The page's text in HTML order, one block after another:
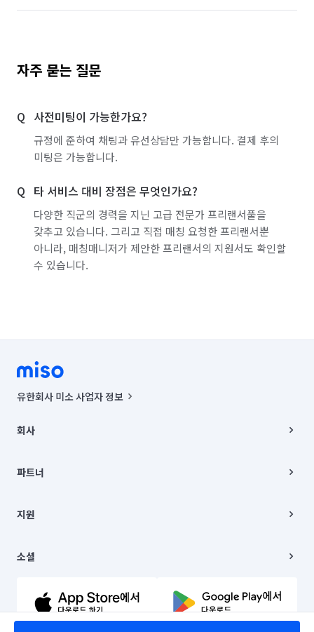
자주 묻는 질문
사전미팅이 가능한가요?
규정에 준하여 채팅과 유선상담만 가능합니다. 결제 후의
미팅은 가능합니다.
타 서비스 대비 장점은 무엇인가요?
다양한 직군의 경력을 지닌 고급 전문가 프리랜서풀을
갖추고 있습니다. 그리고 직접 매칭 요청한 프리랜서뿐
아니라, 매칭매니저가 제안한 프리랜서의 지원서도 확인할
수 있습니다.
유한회사 미소 사업자 정보
00019 |
주소 | 본사: 서울특별시 종로구 율곡로 6(중학동, 트윈트리빌딩) B동 5층
컨택센터 : 서울특별시 종로구 수송동 율곡로 24, 7층, 8층 미소
상품, 상품정보, 거래에 관한 의무와 책임은 거래당사자에게 있습니다.
언론 보도 관련 문의:
© 유한회사 미소. Miso, Inc. All Rights Reserved.
회사
채용
파트너
이사
지원
이용약관
문의하기
소셜
유튜브